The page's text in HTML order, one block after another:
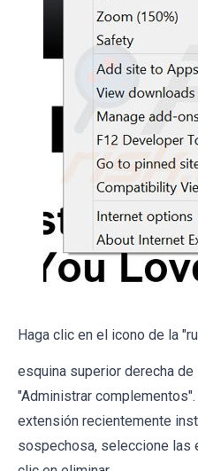
Haga clic en el icono de la
esquina superior derecha
"Administrar
extensión recientemente
sospechosa, seleccione las